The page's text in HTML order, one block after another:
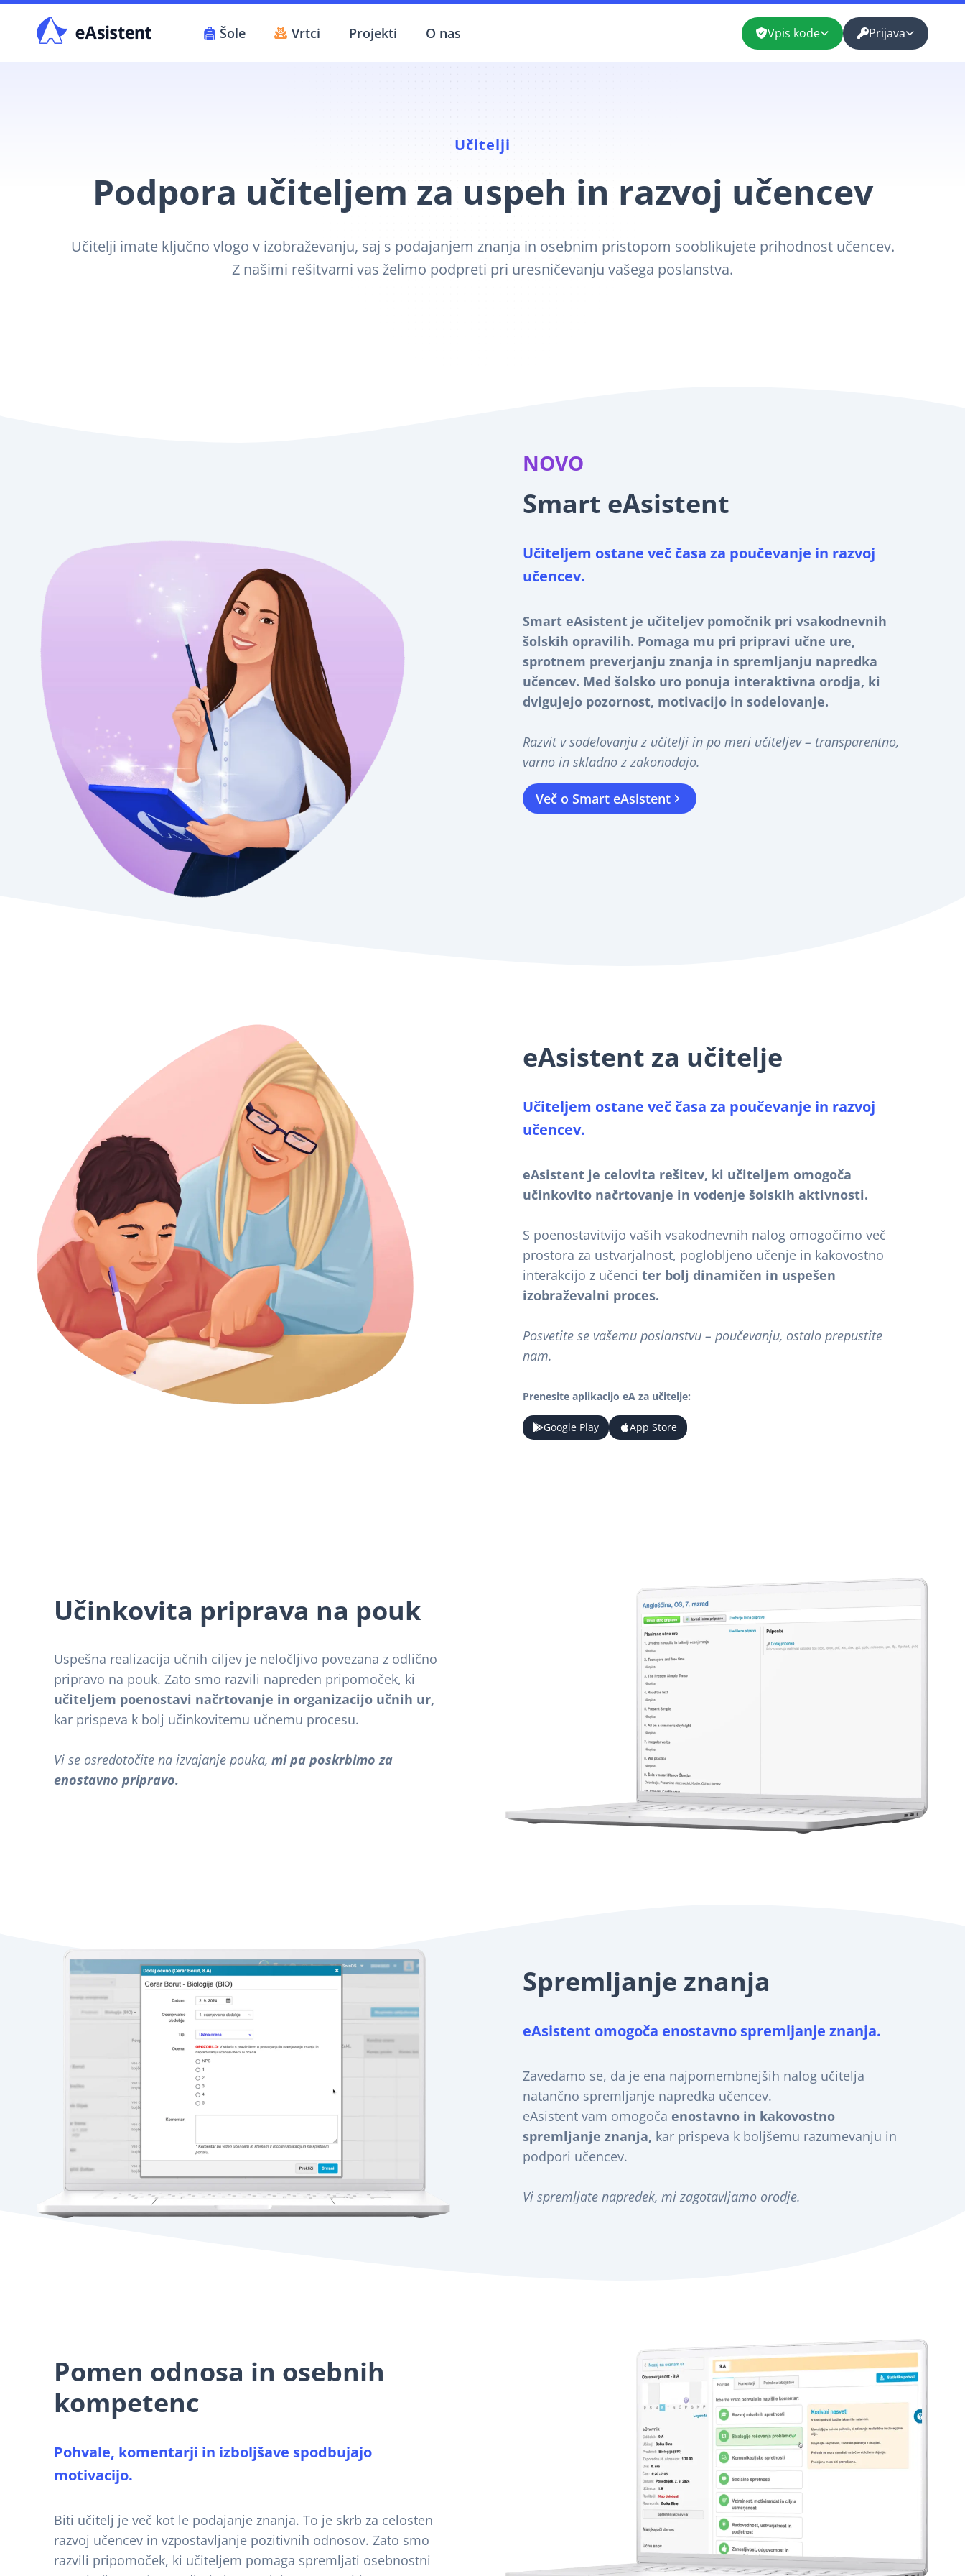
Skip
content
Šole Vrtci Projekti O nas Vpis kode Prijava
Učitelji
Podpora učiteljem za uspeh in razvoj učencev
Učitelji imate ključno vlogo v izobraževanju, saj s podajanjem znanja in osebnim pristopom sooblikujete prihodnost učencev.
Z našimi rešitvami vas želimo podpreti pri uresničevanju vašega poslanstva.
NOVO
Smart eAsistent
Učiteljem ostane več časa za poučevanje in razvoj
učencev.
Smart eAsistent je učiteljev pomočnik pri vsakodnevnih
šolskih opravilih. Pomaga mu pri pripravi učne ure,
sprotnem preverjanju znanja in spremljanju napredka
učencev. Med šolsko uro ponuja interaktivna orodja, ki
dvigujejo pozornost, motivacijo in sodelovanje.
Razvit v sodelovanju z učitelji in po meri učiteljev – transparentno,
varno in skladno z zakonodajo.
Več o Smart eAsistent
eAsistent za učitelje
Učiteljem ostane več časa za poučevanje in razvoj
učencev.
eAsistent je celovita rešitev, ki učiteljem omogoča
učinkovito načrtovanje in vodenje šolskih aktivnosti.
S poenostavitvijo vaših vsakodnevnih nalog omogočimo več
prostora za ustvarjalnost, poglobljeno učenje in kakovostno
interakcijo z učenci ter bolj dinamičen in uspešen
izobraževalni proces.
Posvetite se vašemu poslanstvu – poučevanju, ostalo prepustite
nam.
Prenesite aplikacijo eA za učitelje:
Google Play App Store
Učinkovita priprava na pouk
Uspešna realizacija učnih ciljev je neločljivo povezana z odlično
pripravo na pouk. Zato smo razvili napreden pripomoček, ki
učiteljem poenostavi načrtovanje in organizacijo učnih ur,
kar prispeva k bolj učinkovitemu učnemu procesu.
Vi se osredotočite na izvajanje pouka, mi pa poskrbimo za
enostavno pripravo.
Spremljanje znanja
eAsistent omogoča enostavno spremljanje znanja.
Zavedamo se, da je ena najpomembnejših nalog učitelja
natančno spremljanje napredka učencev.
eAsistent vam omogoča enostavno in kakovostno
spremljanje znanja, kar prispeva k boljšemu razumevanju in
podpori učencev.
Vi spremljate napredek, mi zagotavljamo orodje.
Pomen odnosa in osebnih
kompetenc
Pohvale, komentarji in izboljšave spodbujajo
motivacijo.
Biti učitelj je več kot le podajanje znanja. To je skrb za celosten
razvoj učencev in vzpostavljanje pozitivnih odnosov. Zato smo
razvili pripomoček, ki učiteljem pomaga spremljati osebnostni